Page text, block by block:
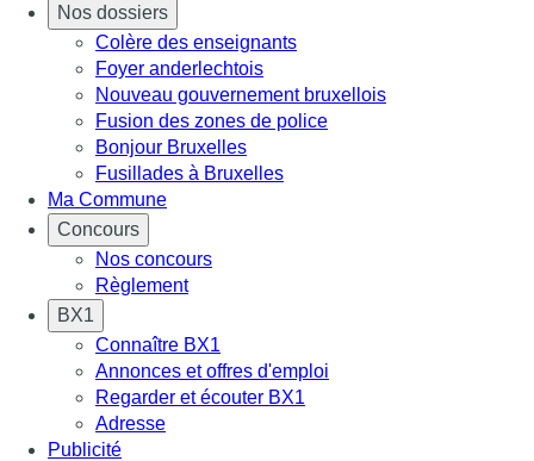
Nos dossiers
Colère des enseignants
Foyer anderlechtois
Nouveau gouvernement bruxellois
Fusion des zones de police
Bonjour Bruxelles
Fusillades à Bruxelles
Ma Commune
Concours
Nos concours
Règlement
BX1
Connaître BX1
Annonces et offres d'emploi
Regarder et écouter BX1
Adresse
Publicité